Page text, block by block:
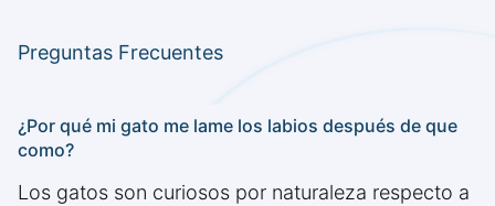
Preguntas Frecuentes
¿Por qué mi gato me lame los labios después de que
como?
Los gatos son curiosos por naturaleza respecto a